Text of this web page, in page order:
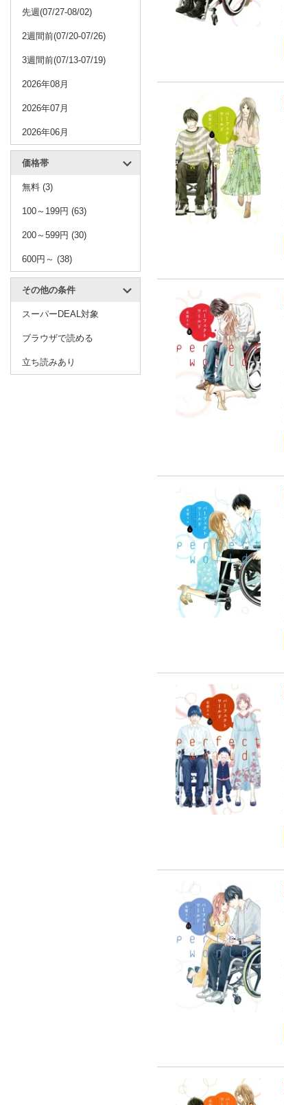
先週(07/27-08/02)
2週間前(07/20-07/26)
3週間前(07/13-07/19)
2026年08月
2026年07月
2026年06月
価格帯
無料 (3)
100～199円 (63)
200～599円 (30)
600円～ (38)
その他の条件
スーパーDEAL対象
ブラウザで読める
立ち読みあり